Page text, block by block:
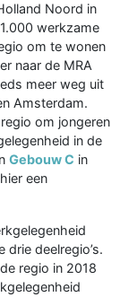
Noord in
werkzame
om te wonen
naar de MRA
meer weg uit
Amsterdam.
om jongeren
in de
Gebouw C in
een
deelregio’s.
regio in 2018